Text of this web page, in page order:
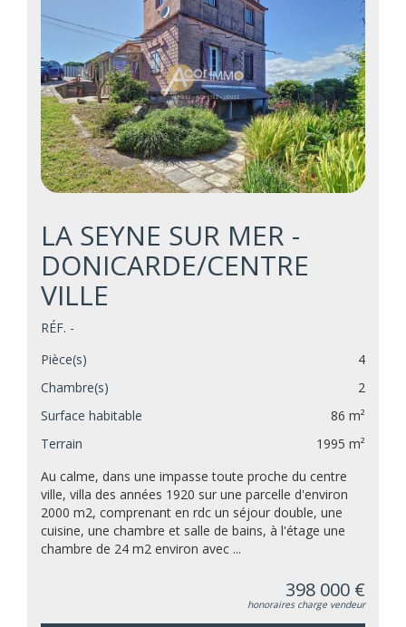
LA SEYNE SUR MER -
DONICARDE/CENTRE
VILLE
RÉF. -
Pièce(s)
4
Chambre(s)
2
Surface habitable
86 m²
Terrain
1995 m²
Au calme, dans une impasse toute proche du centre
ville, villa des années 1920 sur une parcelle d'environ
2000 m2, comprenant en rdc un séjour double, une
cuisine, une chambre et salle de bains, à l'étage une
chambre de 24 m2 environ avec ...
398 000 €
honoraires charge vendeur